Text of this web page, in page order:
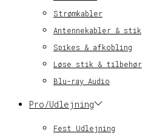
Strømkabler
Antennekabler & stik
Spikes & afkobling
Løse stik & tilbehør
Blu-ray Audio
Pro/Udlejning
Fest Udlejning